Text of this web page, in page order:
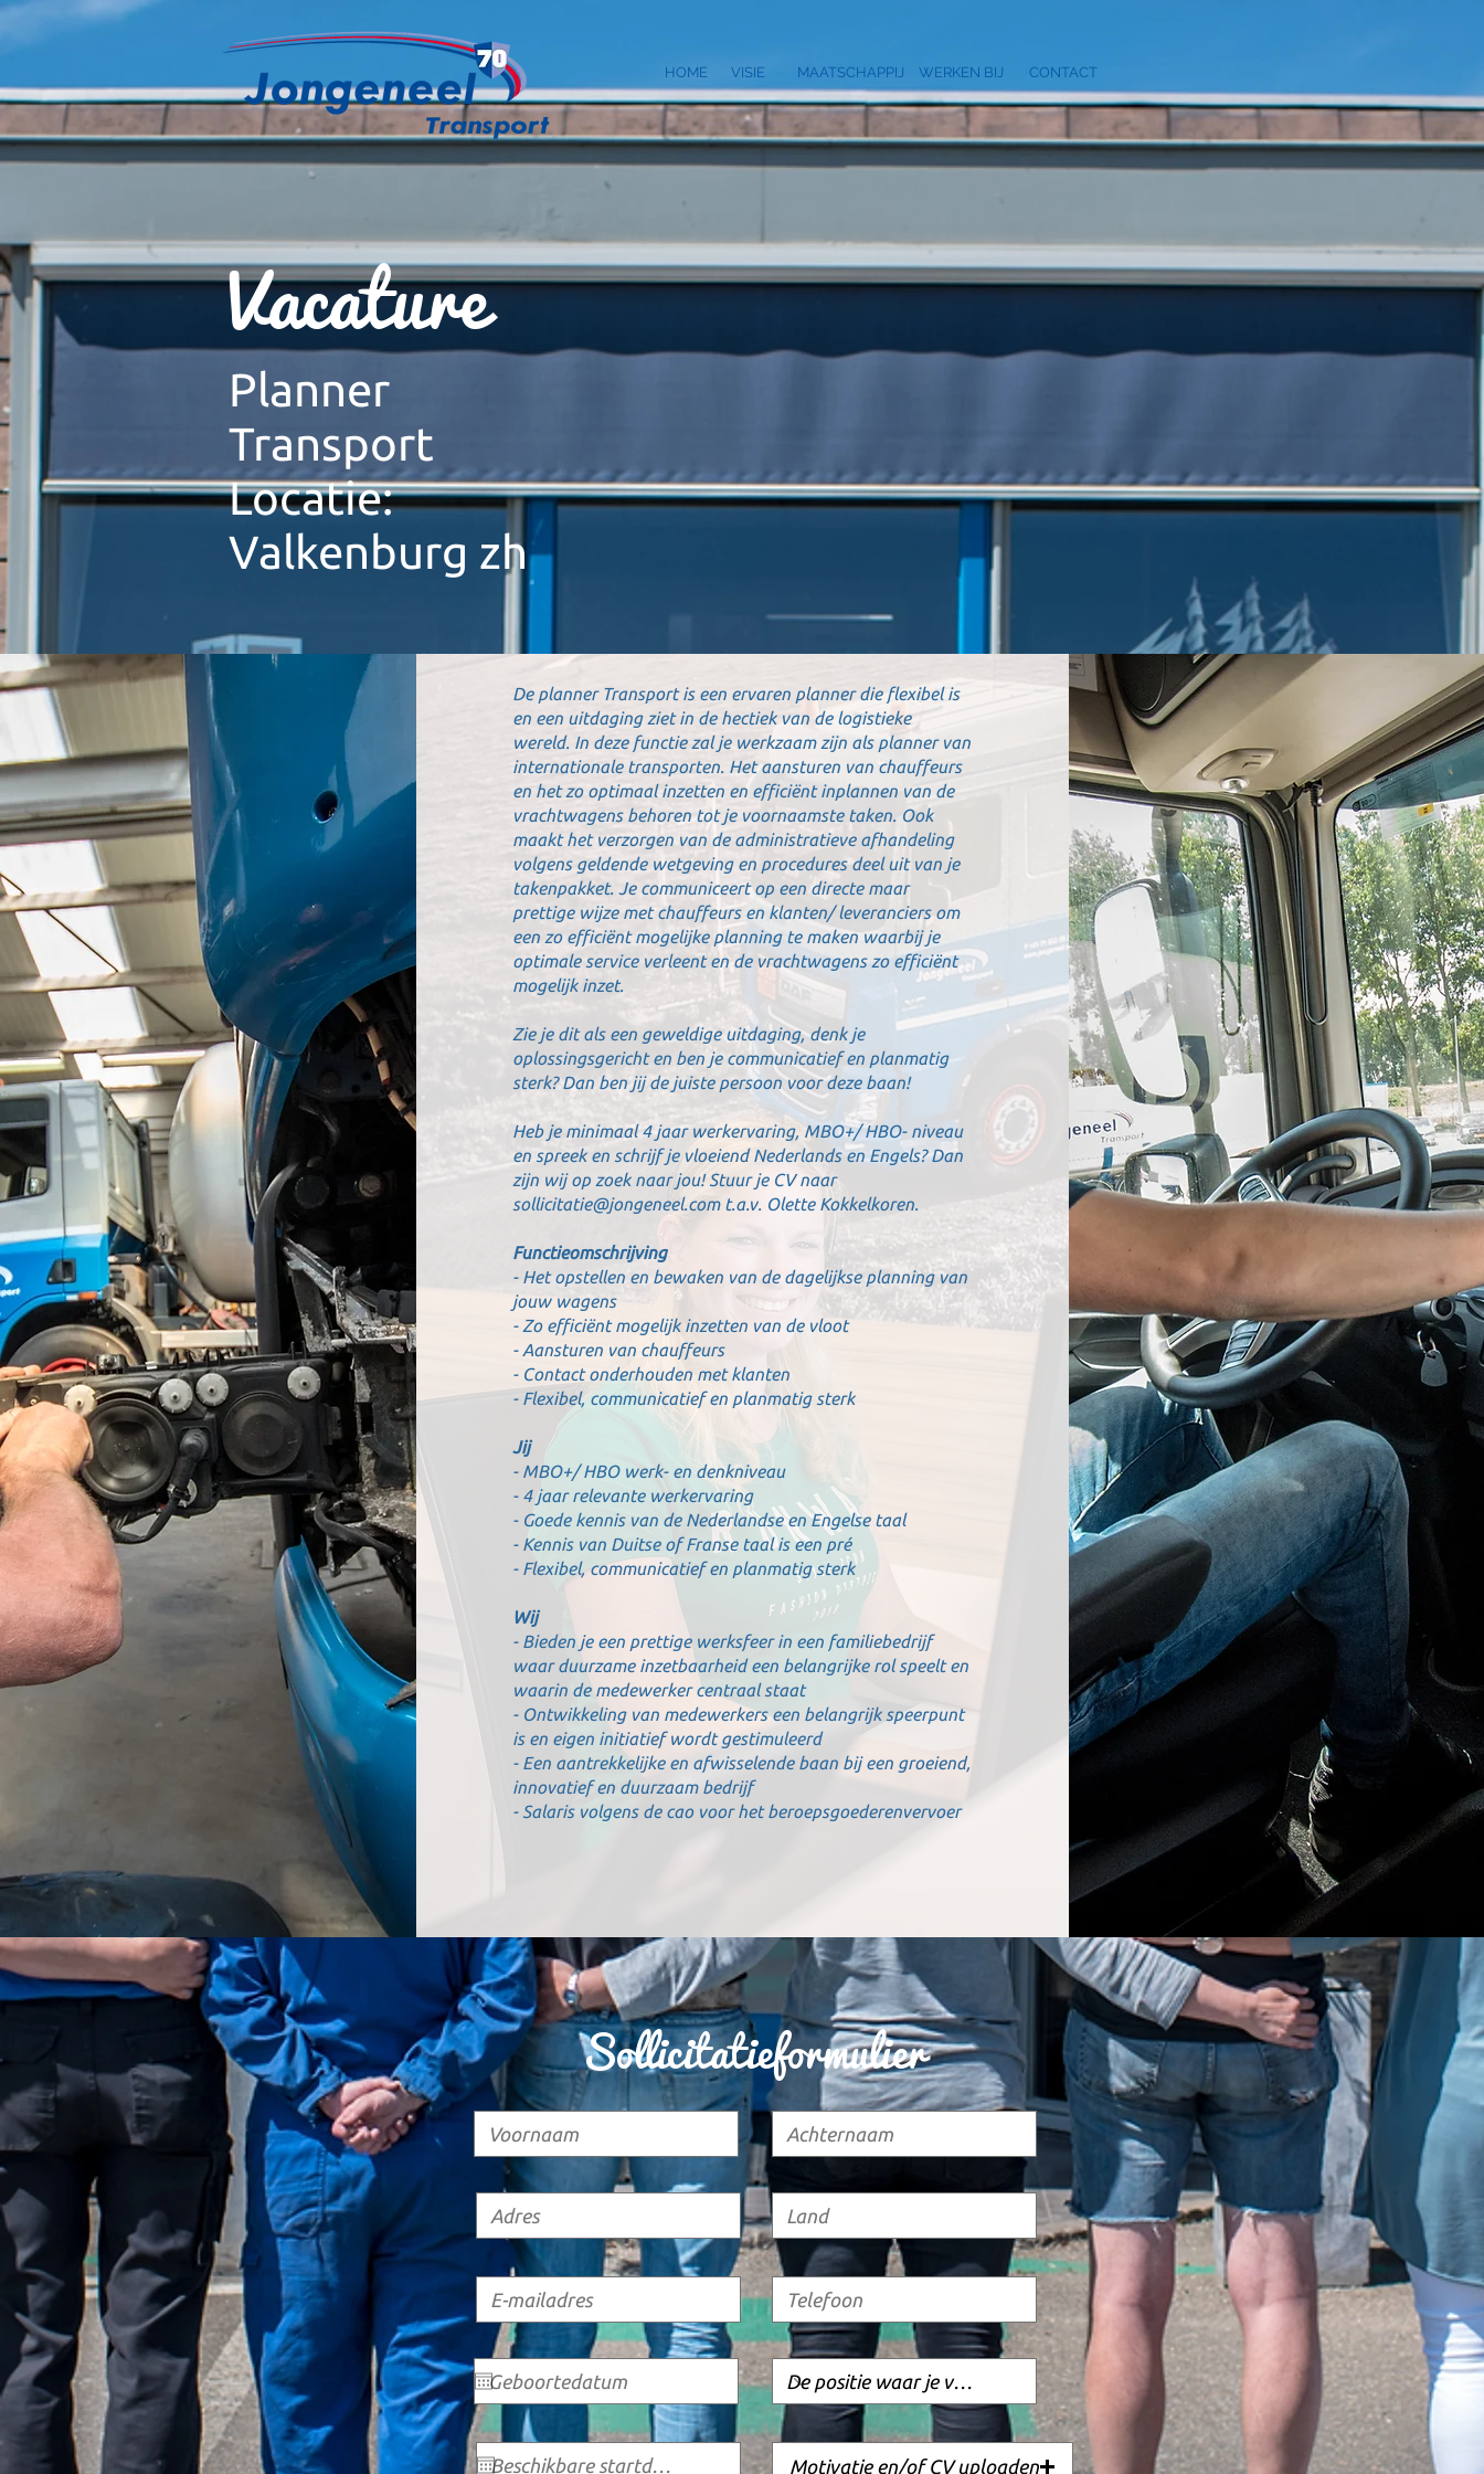
HOME VISIE MAATSCHAPPIJ CONTACT
WERKEN BIJ
Vacature
Planner
Transport
Locatie:
Valkenburg zh
De planner Transport is een ervaren planner die flexibel is
en een uitdaging ziet in de hectiek van de logistieke
wereld. In deze functie zal je werkzaam zijn als planner van
internationale transporten. Het aansturen van chauffeurs
en het zo optimaal inzetten en efficiënt inplannen van de
vrachtwagens behoren tot je voornaamste taken. Ook
maakt het verzorgen van de administratieve afhandeling
volgens geldende wetgeving en procedures deel uit van je
takenpakket. Je communiceert op een directe maar
prettige wijze met chauffeurs en klanten/ leveranciers om
een zo efficiënt mogelijke planning te maken waarbij je
optimale service verleent en de vrachtwagens zo efficiënt
mogelijk inzet.
Zie je dit als een geweldige uitdaging, denk je
oplossingsgericht en ben je communicatief en planmatig
sterk? Dan ben jij de juiste persoon voor deze baan!
Heb je minimaal 4 jaar werkervaring, MBO+/ HBO- niveau
en spreek en schrijf je vloeiend Nederlands en Engels? Dan
zijn wij op zoek naar jou! Stuur je CV naar
sollicitatie@jongeneel.com t.a.v. Olette Kokkelkoren.
Functieomschrijving
- Het opstellen en bewaken van de dagelijkse planning van
jouw wagens
- Zo efficiënt mogelijk inzetten van de vloot
- Aansturen van chauffeurs
- Contact onderhouden met klanten
- Flexibel, communicatief en planmatig sterk
Jij
- MBO+/ HBO werk- en denkniveau
- 4 jaar relevante werkervaring
- Goede kennis van de Nederlandse en Engelse taal
- Kennis van Duitse of Franse taal is een pré
- Flexibel, communicatief en planmatig sterk
Wij
- Bieden je een prettige werksfeer in een familiebedrijf
waar duurzame inzetbaarheid een belangrijke rol speelt en
waarin de medewerker centraal staat
- Ontwikkeling van medewerkers een belangrijk speerpunt
is en eigen initiatief wordt gestimuleerd
- Een aantrekkelijke en afwisselende baan bij een groeiend,
innovatief en duurzaam bedrijf
- Salaris volgens de cao voor het beroepsgoederenvervoer
Sollicitatieformulier
Motivatie en/of CV uploaden